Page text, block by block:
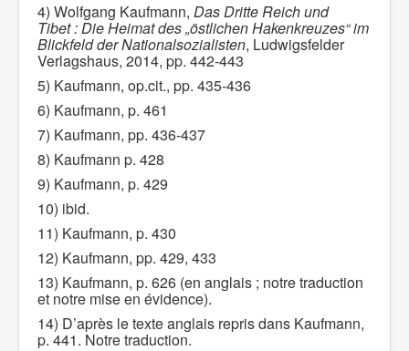
4) Wolfgang Kaufmann, Das Dritte Reich und
Tibet : Die Heimat des „östlichen Hakenkreuzes“ im
Blickfeld der Nationalsozialisten, Ludwigsfelder
Verlagshaus, 2014, pp. 442-443
5) Kaufmann, op.cit., pp. 435-436
6) Kaufmann, p. 461
7) Kaufmann, pp. 436-437
8) Kaufmann p. 428
9) Kaufmann, p. 429
10) ibid.
11) Kaufmann, p. 430
12) Kaufmann, pp. 429, 433
13) Kaufmann, p. 626 (en anglais ; notre traduction
et notre mise en évidence).
14) D’après le texte anglais repris dans Kaufmann,
p. 441. Notre traduction.